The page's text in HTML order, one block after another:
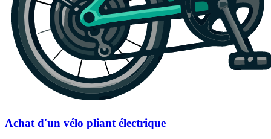
Achat d'un vélo pliant électrique